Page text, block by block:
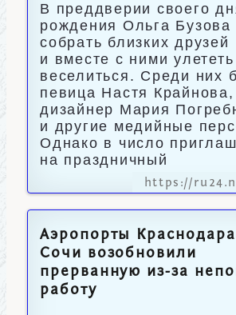
В преддверии своего
рождения Ольга
собрать близких друзей
и вместе с ними
веселиться. Среди них
певица Настя Крайнова,
дизайнер Мария
и другие медийные
Однако в число
на праздничный
https://
Аэропорты
Сочи возобновили
прерванную из-за
работу